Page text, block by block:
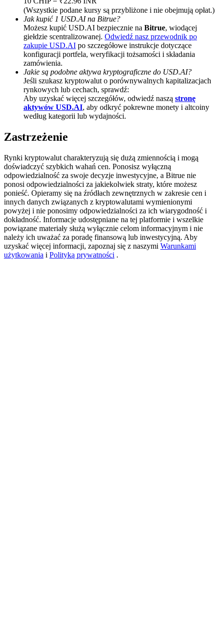
BTC Welcome Rewards
Deposit & Trade BTC to Share 25000 USDT prize pool!
Deposit CASHCAT & Win
Share 500000 CASHCAT prize pool
Exclusive for BitMart Users
Register & Trade to Win 500,000 USDT
Precious Metals Trading Carnival
Trade Gold & Silver · 33,333 USDT Bonus
(Wszystkie podane kursy są przybliżone i nie obejmują opłat.)
Jak kupić 1 USD.AI na Bitrue?
Możesz kupić USD.AI bezpiecznie na Bitrue, wiodącej
giełdzie scentralizowanej. Odwiedź nasz przewodnik po
zakupie USD.AI po szczegółowe instrukcje dotyczące
konfiguracji portfela, weryfikacji tożsamości i składania
zamówienia.
Jakie są podobne aktywa kryptograficzne do USD.AI?
Jeśli szukasz kryptowalut o porównywalnych kapitalizacjach
rynkowych lub cechach, sprawdź:
Aby uzyskać więcej szczegółów, odwiedź naszą stronę
aktywów USD.AI, aby odkryć pokrewne monety i altcoiny
według kategorii lub wydajności.
Zastrzeżenie
Rynki kryptowalut charakteryzują się dużą zmiennością i mogą
doświadczyć szybkich wahań cen. Ponosisz wyłączną
odpowiedzialność za swoje decyzje inwestycyjne, a Bitrue nie
ponosi odpowiedzialności za jakiekolwiek straty, które możesz
ponieść. Opieramy się na źródłach zewnętrznych w zakresie cen i
innych danych związanych z kryptowalutami wymienionymi
powyżej i nie ponosimy odpowiedzialności za ich wiarygodność i
dokładność. Informacje udostępniane na tej platformie i wszelkie
powiązane materiały służą wyłącznie celom informacyjnym i nie
należy ich uważać za poradę finansową lub inwestycyjną. Aby
uzyskać więcej informacji, zapoznaj się z naszymi Warunkami
użytkowania i Polityką prywatności .